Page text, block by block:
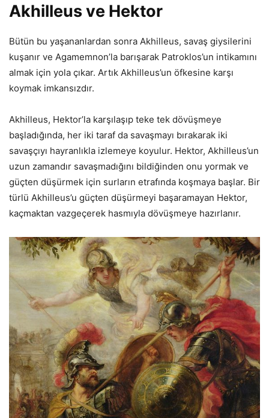
Akhilleus ve Hektor
Bütün bu yaşananlardan sonra Akhilleus, savaş giysilerini
kuşanır ve Agamemnon’la barışarak Patroklos’un intikamını
almak için yola çıkar. Artık Akhilleus’un öfkesine karşı
koymak imkansızdır.
Akhilleus, Hektor’la karşılaşıp teke tek dövüşmeye
başladığında, her iki taraf da savaşmayı bırakarak iki
savaşçıyı hayranlıkla izlemeye koyulur. Hektor, Akhilleus’un
uzun zamandır savaşmadığını bildiğinden onu yormak ve
güçten düşürmek için surların etrafında koşmaya başlar. Bir
türlü Akhilleus’u güçten düşürmeyi başaramayan Hektor,
kaçmaktan vazgeçerek hasmıyla dövüşmeye hazırlanır.